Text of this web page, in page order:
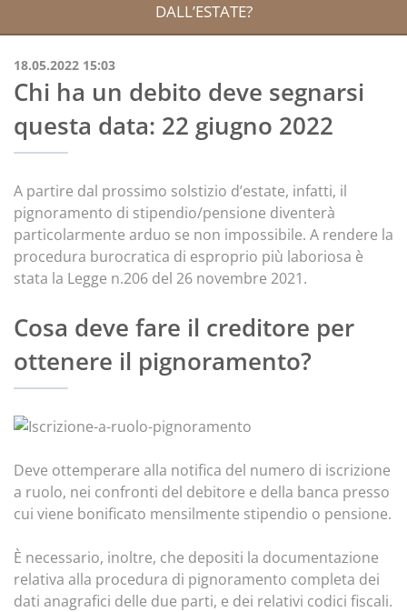
DALL’ESTATE?
18.05.2022 15:03
Chi ha un debito deve segnarsi
questa data: 22 giugno 2022
A partire dal prossimo solstizio d’estate, infatti, il
pignoramento di stipendio/pensione diventerà
particolarmente arduo se non impossibile. A rendere la
procedura burocratica di esproprio più laboriosa è
stata la Legge n.206 del 26 novembre 2021.
Cosa deve fare il creditore per
ottenere il pignoramento?
Deve ottemperare alla notifica del numero di iscrizione
a ruolo, nei confronti del debitore e della banca presso
cui viene bonificato mensilmente stipendio o pensione.
È necessario, inoltre, che depositi la documentazione
relativa alla procedura di pignoramento completa dei
dati anagrafici delle due parti, e dei relativi codici fiscali.